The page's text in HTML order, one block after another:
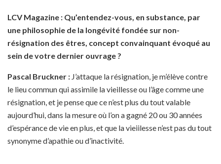
LCV Magazine : Qu’entendez-vous, en substance, par
une philosophie de la longévité fondée sur non-
résignation des êtres, concept convainquant évoqué au
sein de votre dernier ouvrage ?
Pascal Bruckner : J’attaque la résignation, je m’élève contre
le lieu commun qui assimile la vieillesse ou l’âge comme une
résignation, et je pense que ce n’est plus du tout valable
aujourd’hui, dans la mesure où l’on a gagné 20 ou 30 années
d’espérance de vie en plus, et que la vieiilesse n’est pas du tout
synonyme d’apathie ou d’inactivité.